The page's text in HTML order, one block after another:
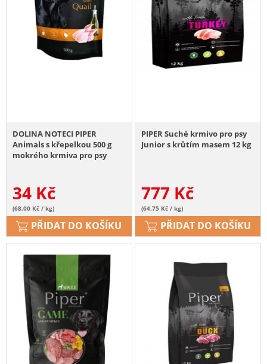
DOLINA NOTECI PIPER
Animals s křepelkou 500 g
mokrého krmiva pro psy
34 Kč
(68.00 Kč / kg)
PŘIDAT DO KOŠÍKU
PIPER Suché krmivo pro psy
Junior s krůtím masem 12 kg
777 Kč
(64.75 Kč / kg)
PŘIDAT DO KOŠÍKU